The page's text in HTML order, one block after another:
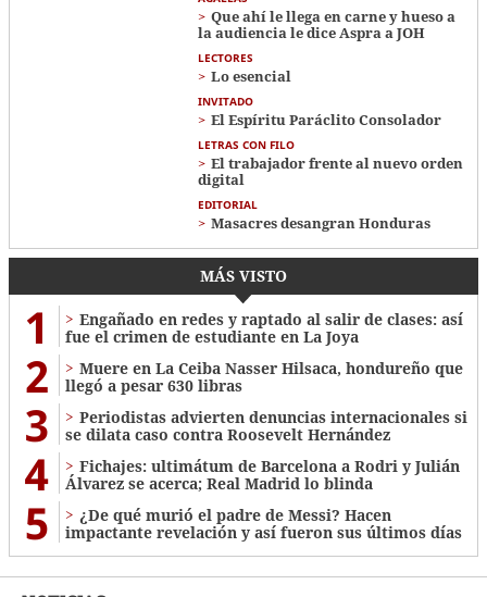
Que ahí le llega en carne y hueso a
la audiencia le dice Aspra a JOH
LECTORES
Lo esencial
INVITADO
El Espíritu Paráclito Consolador
LETRAS CON FILO
El trabajador frente al nuevo orden
digital
EDITORIAL
Masacres desangran Honduras
MÁS VISTO
1
Engañado en redes y raptado al salir de clases: así
fue el crimen de estudiante en La Joya
2
Muere en La Ceiba Nasser Hilsaca, hondureño que
llegó a pesar 630 libras
3
Periodistas advierten denuncias internacionales si
se dilata caso contra Roosevelt Hernández
4
Fichajes: ultimátum de Barcelona a Rodri y Julián
Álvarez se acerca; Real Madrid lo blinda
5
¿De qué murió el padre de Messi? Hacen
impactante revelación y así fueron sus últimos días